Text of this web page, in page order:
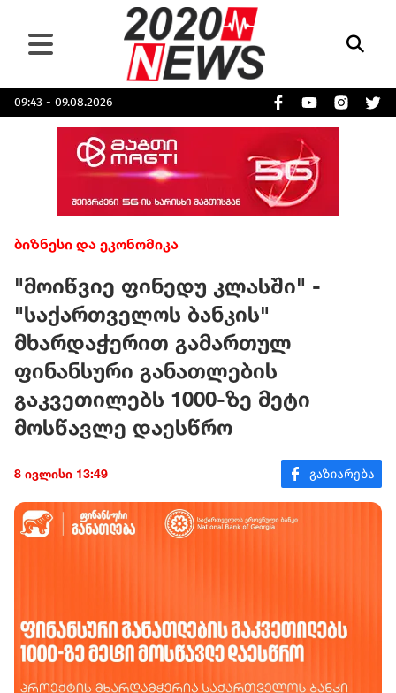
09:43 - 09.08.2026
ბიზნესი და ეკონომიკა
"მოიწვიე ფინედუ კლასში" -
"საქართველოს ბანკის"
მხარდაჭერით გამართულ
ფინანსური განათლების
გაკვეთილებს 1000-ზე მეტი
მოსწავლე დაესწრო
8 ივლისი 13:49